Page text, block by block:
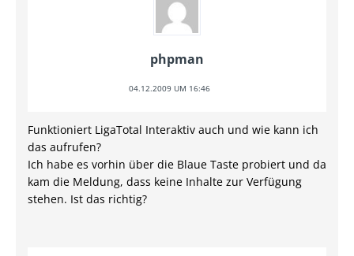
phpman
04.12.2009 UM 16:46
Funktioniert LigaTotal Interaktiv auch und wie kann ich
das aufrufen?
Ich habe es vorhin über die Blaue Taste probiert und da
kam die Meldung, dass keine Inhalte zur Verfügung
stehen. Ist das richtig?